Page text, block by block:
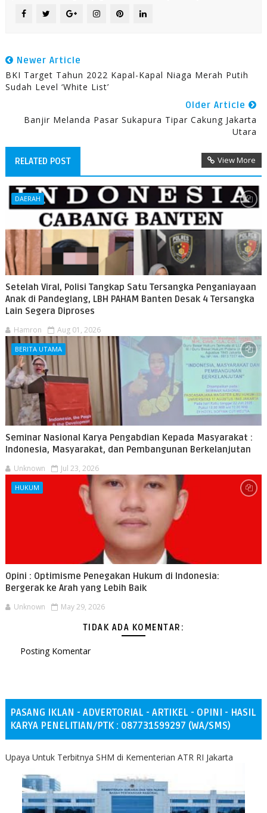
Newer Article
BKI Target Tahun 2022 Kapal-Kapal Niaga Merah Putih
Sudah Level ‘White List’
Older Article
Banjir Melanda Pasar Sukapura Tipar Cakung Jakarta
Utara
RELATED POST View More
DAERAH
Setelah Viral, Polisi Tangkap Satu Tersangka Penganiayaan
Anak di Pandeglang, LBH PAHAM Banten Desak 4 Tersangka
Lain Segera Diproses
Hamron Aug 01, 2026
BERITA UTAMA
Seminar Nasional Karya Pengabdian Kepada Masyarakat :
Indonesia, Masyarakat, dan Pembangunan Berkelanjutan
Unknown Jul 23, 2026
HUKUM
Opini : Optimisme Penegakan Hukum di Indonesia:
Bergerak ke Arah yang Lebih Baik
Unknown May 29, 2026
TIDAK ADA KOMENTAR:
Posting Komentar
PASANG IKLAN - ADVERTORIAL - ARTIKEL - OPINI - HASIL
KARYA PENELITIAN/PTK : 087731599297 (WA/SMS)
Upaya Untuk Terbitnya SHM di Kementerian ATR RI Jakarta